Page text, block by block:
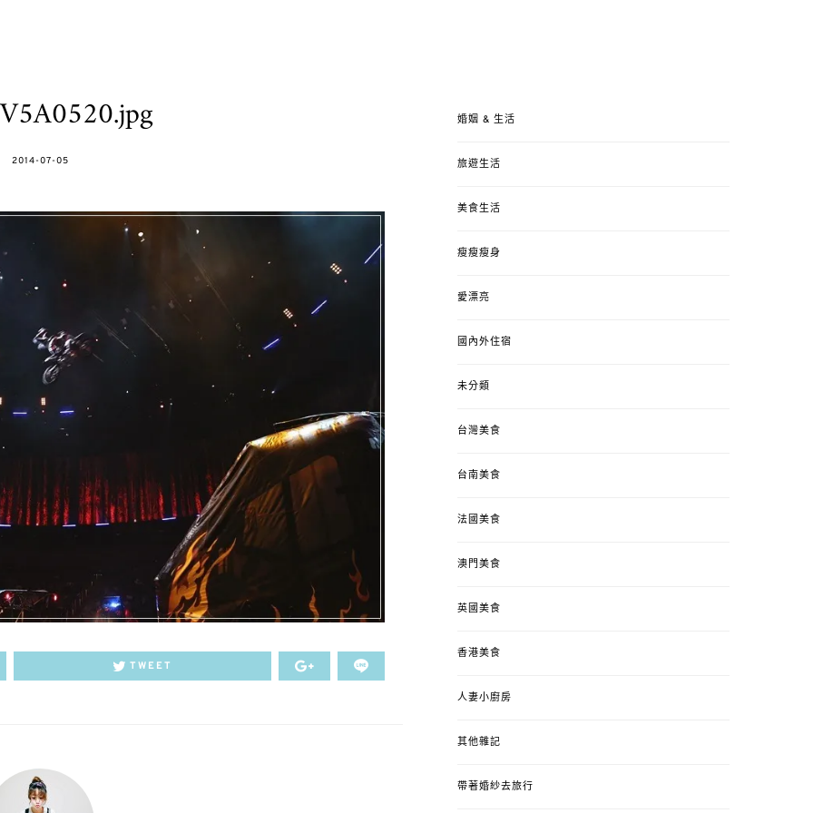
POSTED
2014-07-05
TWEET
婚姻 & 生活
旅遊生活
美食生活
瘦瘦瘦身
愛漂亮
國內外住宿
未分類
台灣美食
台南美食
法國美食
澳門美食
英國美食
香港美食
人妻小廚房
其他雜記
帶著婚紗去旅行